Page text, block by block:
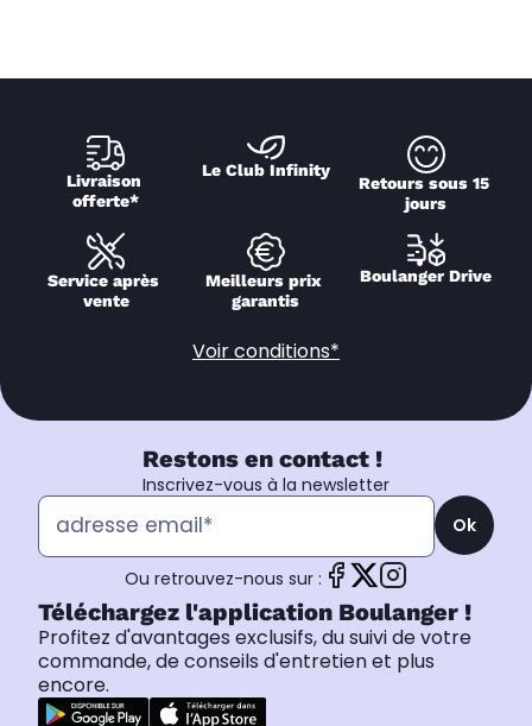
Livraison
offerte*
Le Club Infinity
Retours sous 15
jours
Service après
vente
Meilleurs prix
garantis
Boulanger Drive
Voir conditions*
Restons en contact !
Inscrivez-vous à la newsletter
Ok
Ou retrouvez-nous sur :
Téléchargez l'application Boulanger !
Profitez d'avantages exclusifs, du suivi de votre
commande, de conseils d'entretien et plus
encore.